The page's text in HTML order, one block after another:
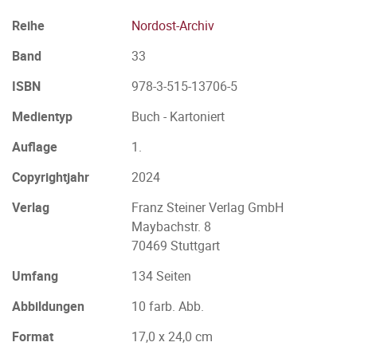
Reihe
Nordost-Archiv
Band
33
ISBN
978-3-515-13706-5
Medientyp
Buch - Kartoniert
Auflage
1.
Copyrightjahr
2024
Verlag
Franz Steiner Verlag GmbH
Maybachstr. 8
70469 Stuttgart
Umfang
134 Seiten
Abbildungen
10 farb. Abb.
Format
17,0 x 24,0 cm